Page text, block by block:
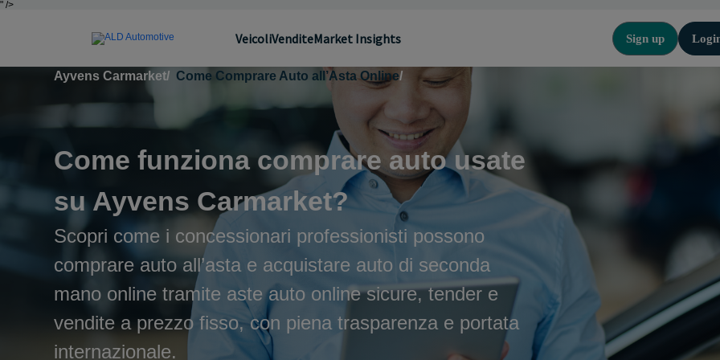
" />
VeicoliVenditeMarket Insights Sign up
Ayvens Carmarket/ Come Comprare Auto all’Asta Online/
Come funziona comprare auto usate
su Ayvens Carmarket?
Scopri come i concessionari professionisti possono
comprare auto all’asta e acquistare auto di seconda
mano online tramite aste auto online sicure, tender e
vendite a prezzo fisso, con piena trasparenza e portata
internazionale.